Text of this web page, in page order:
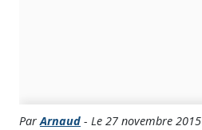
ParArnaud - Le 27 novembre 2015